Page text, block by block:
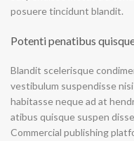
posuere tincidunt blandit.
Potenti penatibus
Blandit scelerisque
vestibulum suspendisse
habitasse neque ad at
atibus quisque suspen
Commercial publishing